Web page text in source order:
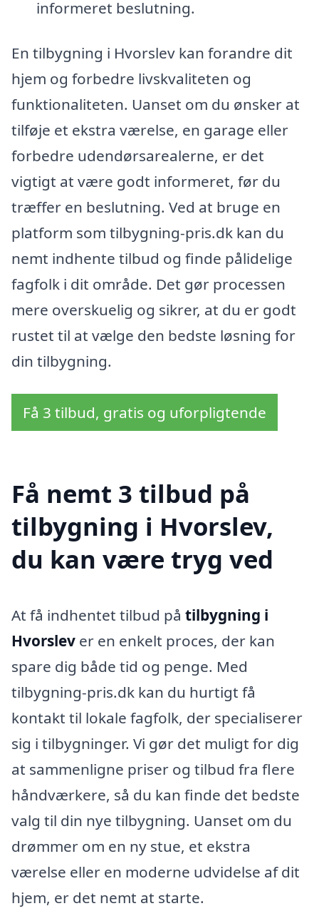
informeret beslutning.
En tilbygning i Hvorslev kan forandre dit
hjem og forbedre livskvaliteten og
funktionaliteten. Uanset om du ønsker at
tilføje et ekstra værelse, en garage eller
forbedre udendørsarealerne, er det
vigtigt at være godt informeret, før du
træffer en beslutning. Ved at bruge en
platform som tilbygning-pris.dk kan du
nemt indhente tilbud og finde pålidelige
fagfolk i dit område. Det gør processen
mere overskuelig og sikrer, at du er godt
rustet til at vælge den bedste løsning for
din tilbygning.
Få 3 tilbud, gratis og uforpligtende
Få nemt 3 tilbud på
tilbygning i Hvorslev,
du kan være tryg ved
At få indhentet tilbud på tilbygning i
Hvorslev er en enkelt proces, der kan
spare dig både tid og penge. Med
tilbygning-pris.dk kan du hurtigt få
kontakt til lokale fagfolk, der specialiserer
sig i tilbygninger. Vi gør det muligt for dig
at sammenligne priser og tilbud fra flere
håndværkere, så du kan finde det bedste
valg til din nye tilbygning. Uanset om du
drømmer om en ny stue, et ekstra
værelse eller en moderne udvidelse af dit
hjem, er det nemt at starte.